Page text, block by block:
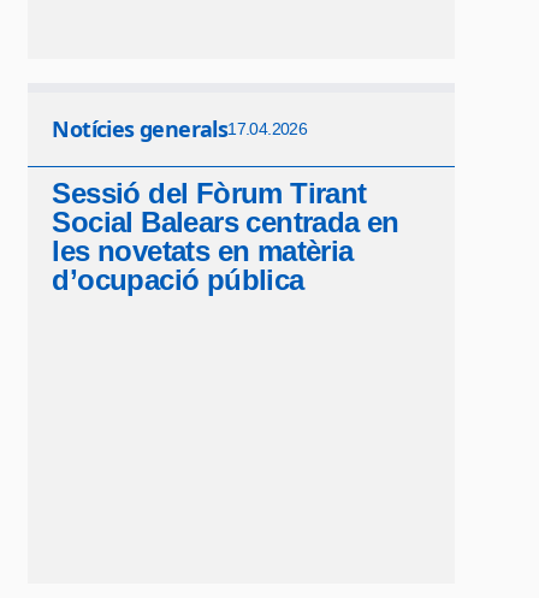
Notícies generals17.04.2026
Sessió del Fòrum Tirant
Social Balears centrada en
les novetats en matèria
d’ocupació pública